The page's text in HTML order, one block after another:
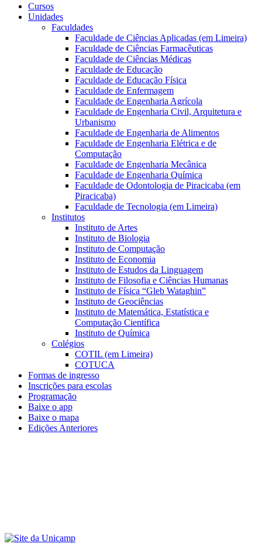
Cursos
Unidades
Faculdades
Faculdade de Ciências Aplicadas (em Limeira)
Faculdade de Ciências Farmacêuticas
Faculdade de Ciências Médicas
Faculdade de Educação
Faculdade de Educação Física
Faculdade de Enfermagem
Faculdade de Engenharia Agrícola
Faculdade de Engenharia Civil, Arquitetura e
Urbanismo
Faculdade de Engenharia de Alimentos
Faculdade de Engenharia Elétrica e de
Computação
Faculdade de Engenharia Mecânica
Faculdade de Engenharia Química
Faculdade de Odontologia de Piracicaba (em
Piracicaba)
Faculdade de Tecnologia (em Limeira)
Institutos
Instituto de Artes
Instituto de Biologia
Instituto de Computação
Instituto de Economia
Instituto de Estudos da Linguagem
Instituto de Filosofia e Ciências Humanas
Instituto de Física “Gleb Wataghin”
Instituto de Geociências
Instituto de Matemática, Estatística e
Computação Científica
Instituto de Química
Colégios
COTIL (em Limeira)
COTUCA
Formas de ingresso
Inscrições para escolas
Programação
Baixe o app
Baixe o mapa
Edições Anteriores